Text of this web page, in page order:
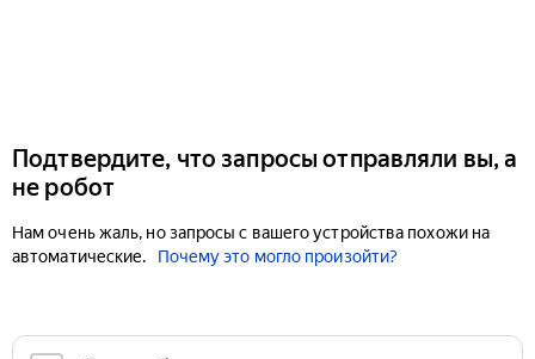
Подтвердите, что запросы отправляли вы, а
не робот
Нам очень жаль, но запросы с вашего устройства похожи на
автоматические.
Почему это могло произойти?